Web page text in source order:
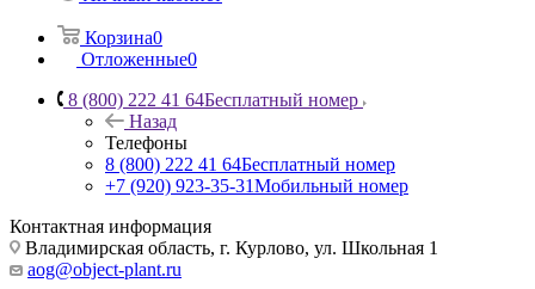
Корзина0
Отложенные0
8 (800) 222 41 64Бесплатный номер
Назад
Телефоны
8 (800) 222 41 64Бесплатный номер
+7 (920) 923-35-31Мобильный номер
Контактная информация
Владимирская область, г. Курлово, ул. Школьная 1
aog@object-plant.ru